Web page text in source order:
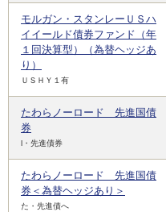
モルガン・スタンレーＵＳハ
イイールド債券ファンド（年
１回決算型）（為替ヘッジあ
り）
ＵＳＨＹ１有
たわらノーロード 先進国債
券
l・先進債券
たわらノーロード 先進国債
券＜為替ヘッジあり＞
た・先進債へ